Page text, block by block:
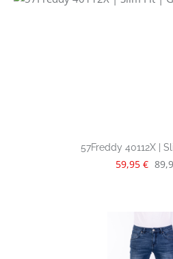
57Freddy 40112X |
59,95 €